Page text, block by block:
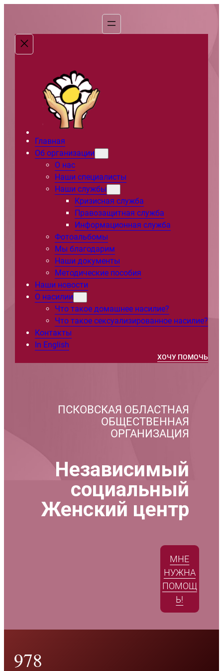
содержимому
Главная
Об организации
О нас
Наши специалисты
Наши службы
Кризисная служба
Правозащитная служба
Информационная служба
Фотоальбомы
Мы благодарим
Наши документы
Методические пособия
Наши новости
О насилии
Что такое домашнее насилие?
Что такое сексуализированное насилие?
Контакты
In English
ХОЧУ ПОМОЧЬ
ПСКОВСКАЯ ОБЛАСТНАЯ
ОБЩЕСТВЕННАЯ
ОРГАНИЗАЦИЯ
Независимый
социальный
Женский центр
МНЕ
НУЖНА
ПОМОЩ
Ь!
978